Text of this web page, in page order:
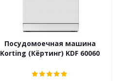
Посудомоечная машина
Korting (Кёртинг) KDF 60060